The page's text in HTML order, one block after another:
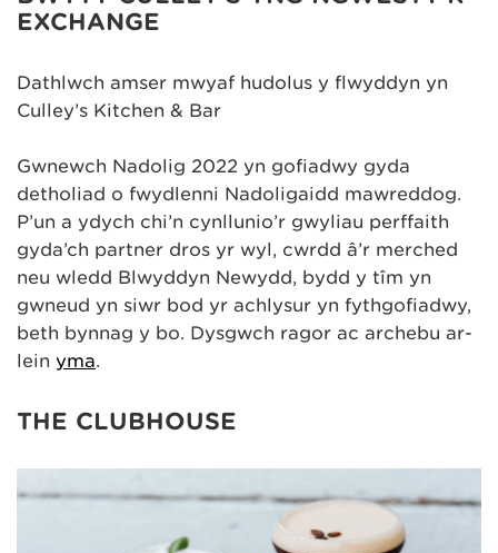
EXCHANGE
Dathlwch amser mwyaf hudolus y flwyddyn yn
Culley’s Kitchen & Bar
Gwnewch Nadolig 2022 yn gofiadwy gyda
detholiad o fwydlenni Nadoligaidd mawreddog.
P’un a ydych chi’n cynllunio’r gwyliau perffaith
gyda’ch partner dros yr ŵyl, cwrdd â’r merched
neu wledd Blwyddyn Newydd, bydd y tîm yn
gwneud yn siŵr bod yr achlysur yn fythgofiadwy,
beth bynnag y bo. Dysgwch ragor ac archebu ar-
lein yma.
THE CLUBHOUSE